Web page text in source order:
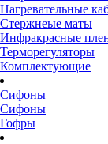
Нагревательные
Стержнеые маты
Инфракрасные
Терморегуляторы
Комплектующие
Сифоны
Сифоны
Гофры